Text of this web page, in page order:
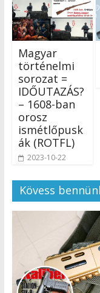
Magyar
történelmi
sorozat =
IDŐUTAZÁS?
– 1608-ban
orosz
ismétlőpusk
ák (ROTFL)
2023-10-22
Kövess